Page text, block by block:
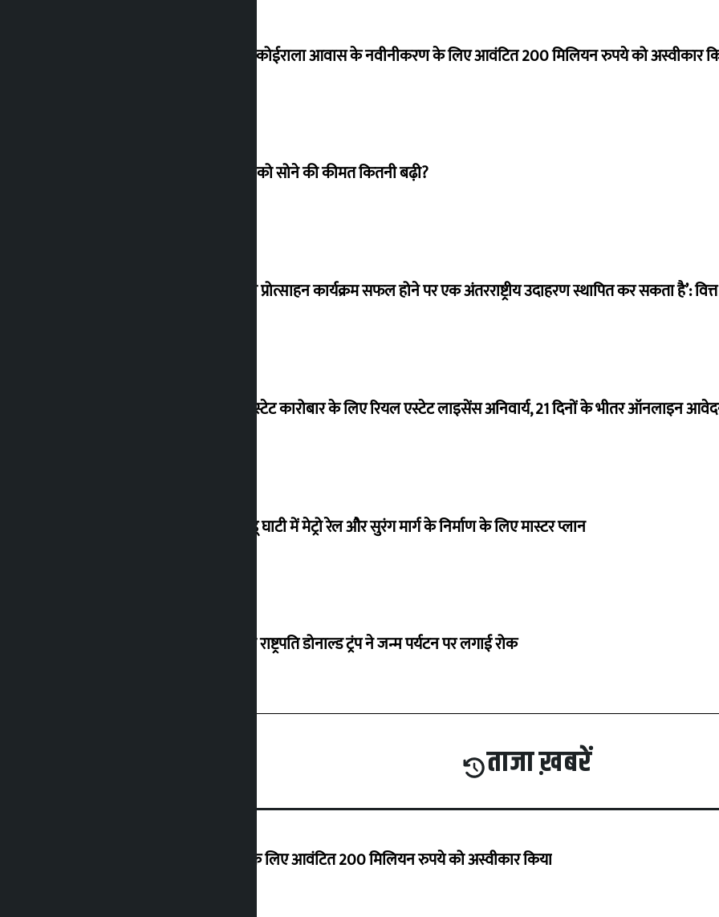
शेखर ने कोईराला आवास के नवीनीकरण के लिए आवंटित 200 मिलियन रुपये को अस्वीकार
शुक्रवार को सोने की कीमत कितनी बढ़ी?
‘करदाता प्रोत्साहन कार्यक्रम सफल होने पर एक अंतरराष्ट्रीय उदाहरण स्थापित कर सकता है’: वित्त
रियल एस्टेट कारोबार के लिए रियल एस्टेट लाइसेंस अनिवार्य, 21 दिनों के भीतर ऑनलाइन
काठमांडू घाटी में मेट्रो रेल और सुरंग मार्ग के निर्माण के लिए मास्टर प्लान
अमेरिकी राष्ट्रपति डोनाल्ड ट्रंप ने जन्म पर्यटन पर लगाई रोक
ताजा ख़बरें
शेखर ने कोईराला आवास के नवीनीकरण के लिए आवंटित 200 मिलियन रुपये को अस्वीकार किया